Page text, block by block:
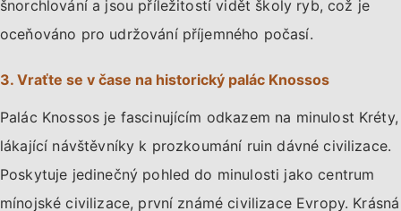
šnorchlování a jsou příležitostí vidět školy ryb, což je
oceňováno pro udržování příjemného počasí.
3. Vraťte se v čase na historický palác Knossos
Palác Knossos je fascinujícím odkazem na minulost Kréty,
lákající návštěvníky k prozkoumání ruin dávné civilizace.
Poskytuje jedinečný pohled do minulosti jako centrum
mínojské civilizace, první známé civilizace Evropy. Krásná